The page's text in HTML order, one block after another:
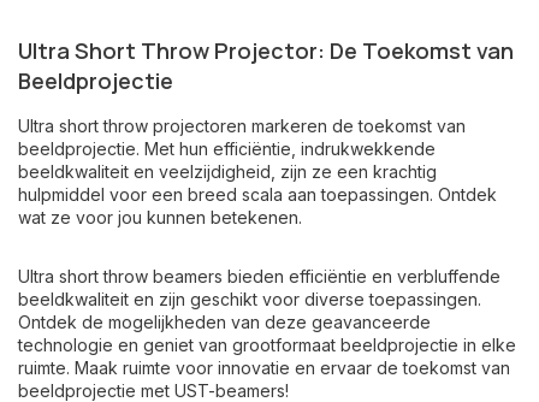
Ultra Short Throw Projector: De Toekomst van
Beeldprojectie
Ultra short throw projectoren markeren de toekomst van
beeldprojectie. Met hun efficiëntie, indrukwekkende
beeldkwaliteit en veelzijdigheid, zijn ze een krachtig
hulpmiddel voor een breed scala aan toepassingen. Ontdek
wat ze voor jou kunnen betekenen.
Ultra short throw beamers bieden efficiëntie en verbluffende
beeldkwaliteit en zijn geschikt voor diverse toepassingen.
Ontdek de mogelijkheden van deze geavanceerde
technologie en geniet van grootformaat beeldprojectie in elke
ruimte. Maak ruimte voor innovatie en ervaar de toekomst van
beeldprojectie met UST-beamers!